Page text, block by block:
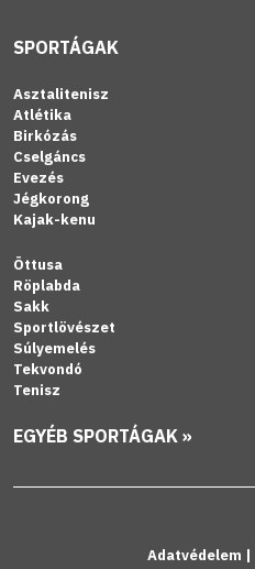
SPORTÁGAK
Asztalitenisz
Atlétika
Birkózás
Cselgáncs
Evezés
Jégkorong
Kajak-kenu
Öttusa
Röplabda
Sakk
Sportlövészet
Súlyemelés
Tekvondó
Tenisz
EGYÉB SPORTÁGAK »
Adatvédelem |